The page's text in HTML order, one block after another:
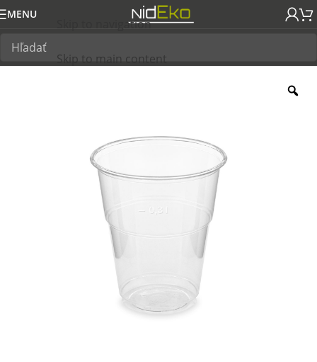
Skip to navigation
Skip to main content
MENU